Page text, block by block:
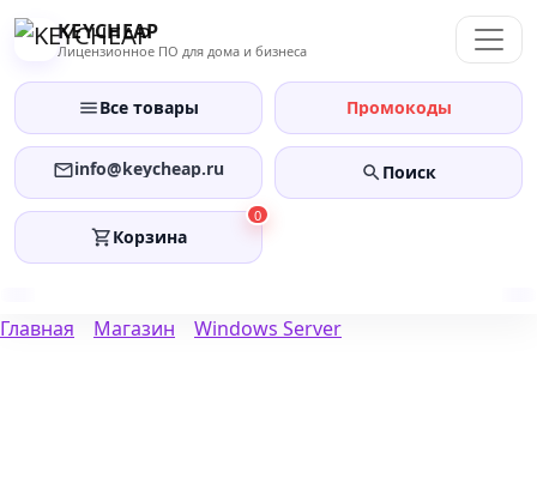
Перейти
KEYCHEAP
Лицензионное ПО для дома и бизнеса
Все товары Промокоды
info@keycheap.ru Поиск
0
Корзина
Главная Магазин Windows Server